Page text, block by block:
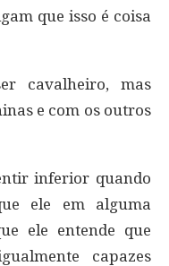
que isso é coisa
cavalheiro, mas
e com os outros
inferior quando
ele em alguma
ele entende que
capazes